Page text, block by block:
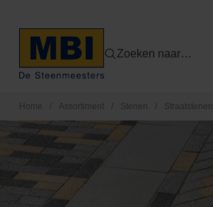
Zoeken naar…
Home / Assortiment / Stenen / Straatstenen